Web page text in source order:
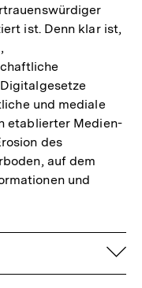
ist. Denn klar ist,
und mediale
etablierter Medien-
des
auf dem
und